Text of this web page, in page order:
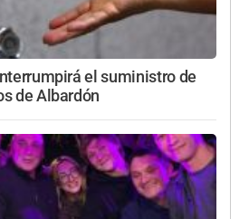
el suministro de
de Albardón